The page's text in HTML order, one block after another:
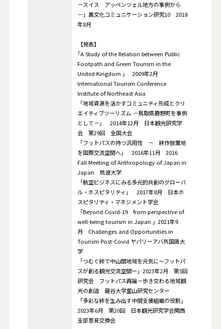
－スイス アッペンツェル地方の事例から
－」異文化コミュニケーション研究10 2018
年8月
【発表】
｢A Study of the Relation between Public
Footpath and Green Tourism in the
United Kingdom ｣ 2009年2月
International Tourism Conference
Institute of Northeast Asia
「地域資源を活かすコミュニティ形成とクリ
エイティブツーリズム －鳥取県鹿野町を事例
として－」 2014年12月 日本観光研究学
会 第29回 全国大会
「フットパスの持つ汎用性 － 耕作放棄地
を国際交流空間へ」 2016年11月 2016
Fall Meeting of Anthropology of Japan in
Japan 筑波大学
「航空ビジネスにみる多元的共創のグローバ
ル・ホスピタリティ」 2017年8月 日本ホ
スピタリティ・マネジメント学会
「Beyond Covid-19 from perspective of
well-being tourism in Japan 」2021年9
月 Challenges and Opportunities in
Tourism Post-Covid ヤパリーアバ外国語大
学
「つむぐ絆で中山間地域を元気にーフットパ
スが創る観光交流空間ー」2023年2月 第5回
研究会 フットパス再論－歩き交わる地域観
光の創造 龍谷大学里山研究センター
「多彩な絆を生み出す中間支援組織の役割」
2023年6月 第20回 日本観光研究学会関西
支部意見交換会